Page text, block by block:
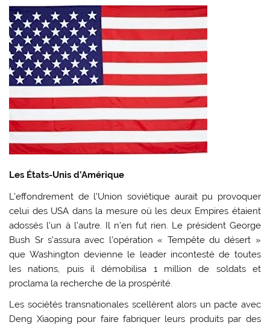
Les États-Unis d’Amérique
L’effondrement de l’Union soviétique aurait pu provoquer
celui des USA dans la mesure où les deux Empires étaient
adossés l’un à l’autre. Il n’en fut rien. Le président George
Bush Sr s’assura avec l’opération « Tempête du désert »
que Washington devienne le leader incontesté de toutes
les nations, puis il démobilisa 1 million de soldats et
proclama la recherche de la prospérité.
Les sociétés transnationales scellèrent alors un pacte avec
Deng Xiaoping pour faire fabriquer leurs produits par des